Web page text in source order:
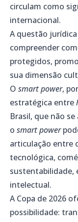
circulam como
internacional.
A questão
compreender
protegidos,
sua dimensão
O smart power,
estratégica entre
Brasil, que não
o smart power
articulação entre
tecnológica,
sustentabilidade,
intelectual.
A Copa de 2026
possibilidade: